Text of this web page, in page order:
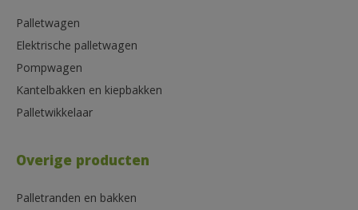
Palletwagen
Elektrische palletwagen
Pompwagen
Kantelbakken en kiepbakken
Palletwikkelaar
Overige producten
Palletranden en bakken